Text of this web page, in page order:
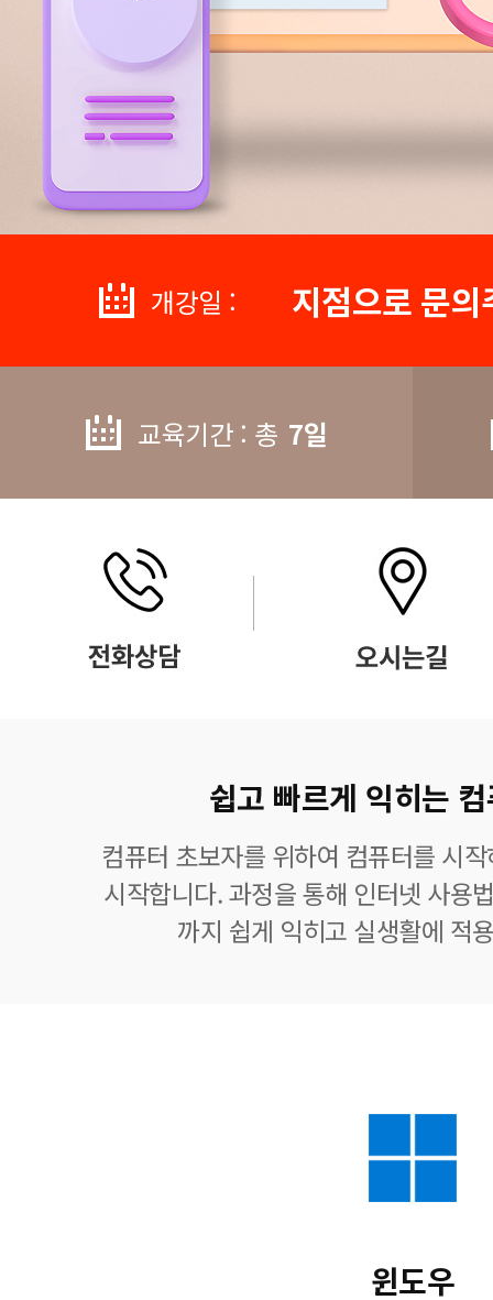
개강일 : 지점으로 문
교육기간 : 총 7일
쉽고 빠르게 익히는
컴퓨터 초보자를 위하여 컴퓨터를 시
시작합니다. 과정을 통해 인터넷 사용
까지 쉽게 익히고 실생활에 적
윈도우